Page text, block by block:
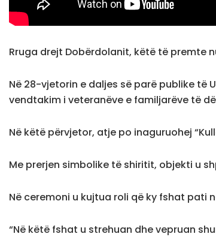
Rruga drejt Dobërdolanit, këtë të premte
Në 28-vjetorin e daljes së parë publike të
vendtakim i veteranëve e familjarëve të
Në këtë përvjetor, atje po inaguruohej
Me prerjen simbolike të shiritit, objekti u
Në ceremoni u kujtua roli që ky fshat pati
“Në këtë fshat u strehuan dhe vepruan